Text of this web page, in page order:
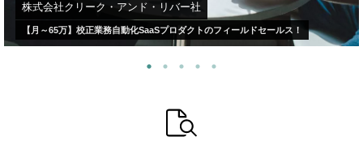
株式会社クリーク・アンド・リバー社
【月～65万】校正業務自動化SaaSプロダクトのフィールドセールス！